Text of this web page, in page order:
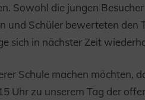
Sowohl die jungen
und Schüler bewerteten den
sich in nächster Zeit
Schule machen möchten,
Uhr zu unserem Tag der